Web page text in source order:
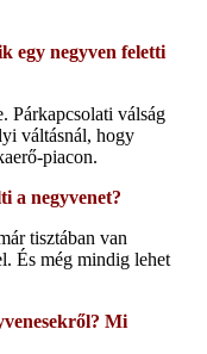
egy negyven feletti
Párkapcsolati válság
váltásnál, hogy
piacon.
a negyvenet?
tisztában van
És még mindig lehet
Mi